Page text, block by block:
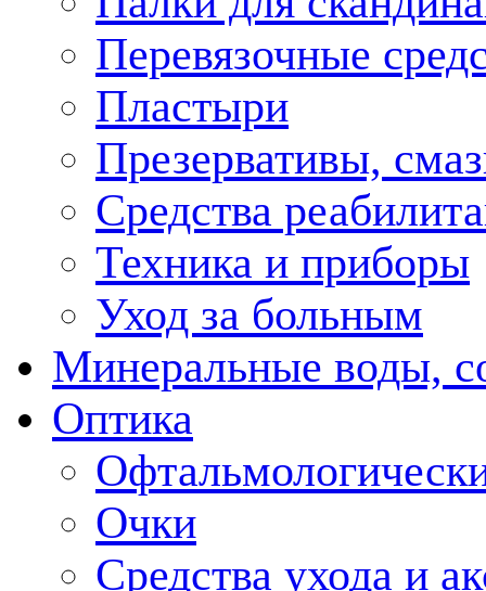
Перевязочные
Пластыри
Презервативы,
Средства
Техника и приборы
Уход за больным
Минеральные воды,
Оптика
Очки
Средства ухода и